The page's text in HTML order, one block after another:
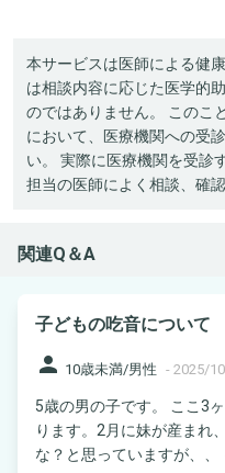
本サービスは医師による健
は相談内容に応じた医学的
のではありません。 このこ
において、医療機関への受
い。 実際に医療機関を受診
担当の医師によく相談、確
関連Q＆A
子どもの吃音について
person 10歳未満/男性 - 2025/
5歳の男の子です。 ここ3
ります。2月に妹が産まれ
な？と思っていますが、、